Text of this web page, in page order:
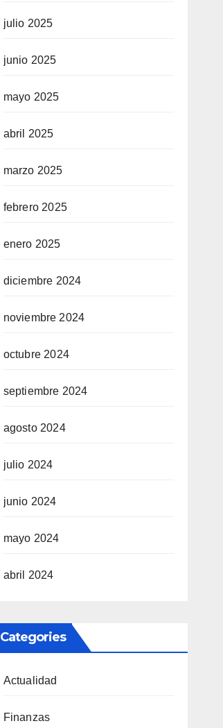
julio 2025
junio 2025
mayo 2025
abril 2025
marzo 2025
febrero 2025
enero 2025
diciembre 2024
noviembre 2024
octubre 2024
septiembre 2024
agosto 2024
julio 2024
junio 2024
mayo 2024
abril 2024
Categories
Actualidad
Finanzas